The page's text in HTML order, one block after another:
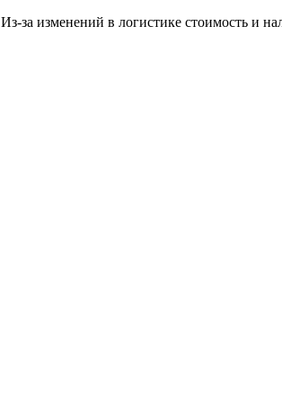
Из-за изменений в логистике стоимость и